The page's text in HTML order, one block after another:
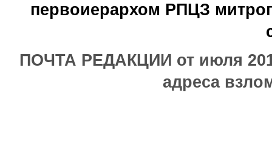
первоиерархом РПЦЗ
ПОЧТА РЕДАКЦИИ от июля
адреса